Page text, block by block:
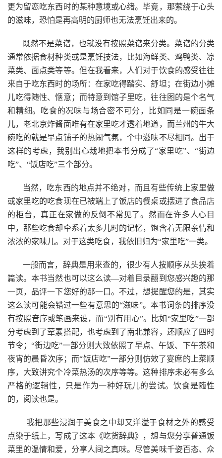
更为留恋吃东西时的某种意境或心绪。毕竟，那萦绕于心头
的滋味，恐怕是再高明的厨师也无法烹饪出来的。
既然不是菜谱，也就没有按照菜谱来分类。菜谱的分类
通常依据食材种类或是烹饪技法，比如海鲜类、鸡鸭类、凉
菜类、面点类等等。但在我看来，人们对于饮食的感受往往
来自于吃东西时的场所：在家吃得踏实、舒坦；在街边小摊
儿吃得随性、惬意；而特意到馆子里吃，往往图的是个名气
和精细。吃食的况味与场合密不可分，比如同是一碗面条
儿，老北京炸酱面唯有在家里吃才透着地道，而兰州的牛大
碗吃的就是早点铺子的热闹气氛，个中滋味不尽相同。出于
这样的考虑，我别出心裁地把本书分成了“家里吃”、“街边
吃”、“饭店吃”三个部分。
当然，吃东西的地点并不绝对，而且有些传统上家里做
或家里吃的吃食现在已被端上了饭店的餐桌或摆进了食品店
的柜台，真正在家做的反倒不常见了。然而在许多人心目
中，那些吃食却牵系着太多儿时的记忆，饱含着无限亲情和
浓浓的家味儿。对于这类吃食，我依旧归为“家里吃”一类。
一般而言，辞典是用来查的，很少有人按顺序从头挨着
篇读。本书当然也可以这么读—对着目录翻到您感兴趣的那
一页，品评一下您好的那一口。不过，想提醒您的是，其实
这么读可能会错过一些有意思的“滋味”。本书词条的排序没
有按照音序或笔画来设，而“别有用心”。比如“家里吃”一部
分考虑到了荤素搭配，也考虑到了南北兼容，还顺应了四时
节令；“街边吃”一部分则大致依照了早点、午饭、下午茶和
夜宵的晨昏次序；而“饭店吃”一部分则仿效了宴席的上菜顺
序，大致讲究个冷菜热汤的次序等等。这种排序未必有多么
严格的逻辑性，只是作为一种好玩儿的尝试。饮食是随性
的，阅读也是。
我把那些浸润于美食之中却又洋溢于食材之外的感受
点染于纸上，写成了这本《吃货辞典》，想与您分享普通饭
菜里的温情和爱，分享人间之真味。尽管美味千姿百态、众